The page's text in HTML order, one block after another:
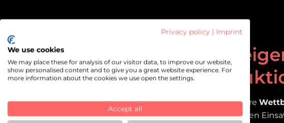
Unternehmen müssen ihre
behalten. Dies erfordert den
Privacy policy | Imprint
We use cookies
We may place these for analysis of our visitor data, to improve our website,
show personalised content and to give you a great website experience. For
more information about the cookies we use open the settings.
Accept all